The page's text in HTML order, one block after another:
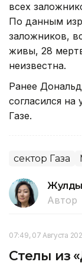
всех
По данным
заложников,
живы, 28
неизвестна.
Ранее
согласился
Газе.
сектор Газа
Автор
07:49, 07 Августа
Стелы из